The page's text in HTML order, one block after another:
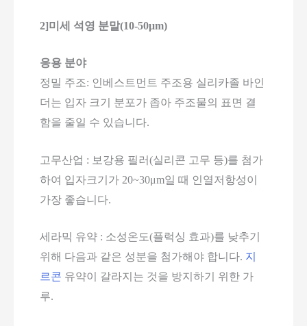
2]미세 석영 분말(10-50μm)
응용 분야
정밀 주조: 인베스트먼트 주조용 실리카졸 바인
더는 입자 크기 분포가 좁아 주조물의 표면 결
함을 줄일 수 있습니다.
고무산업 : 보강용 필러(실리콘 고무 등)를 첨가
하여 입자크기가 20~30μm일 때 인열저항성이
가장 좋습니다.
세라믹 유약 : 소성온도(플럭싱 효과)를 낮추기
위해 다음과 같은 성분을 첨가해야 합니다. 지
르콘 유약이 갈라지는 것을 방지하기 위한 가
루.